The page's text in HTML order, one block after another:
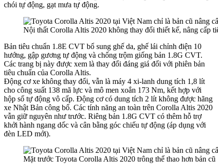
chói tự động, gạt mưa tự động.
Nội thất Corolla Altis 2020 không thay đổi thiết kế, nâng cấp
Bản tiêu chuẩn 1.8E CVT bổ sung ghế da, ghế lái chỉnh điện 10
hướng, gập gương tự động và chống trộm giống bản 1.8G CVT.
Các trang bị này được xem là thay đổi đáng giá đối với phiên bản
tiêu chuẩn của Corolla Altis.
Động cơ xe không thay đổi, vẫn là máy 4 xi-lanh dung tích 1,8 lít
cho công suất 138 mã lực và mô men xoắn 173 Nm, kết hợp với
hộp số tự động vô cấp. Động cơ có dung tích 2 lít không được hãng
xe Nhật Bản công bố. Các tính năng an toàn trên Corolla Altis 2020
vẫn giữ nguyên như trước. Riêng bản 1.8G CVT có thêm hỗ trợ
khởi hành ngang dốc và cân bằng góc chiếu tự động (áp dụng với
đèn LED mới).
Mặt trước Toyota Corolla Altis 2020 trông thể thao hơn bản cũ